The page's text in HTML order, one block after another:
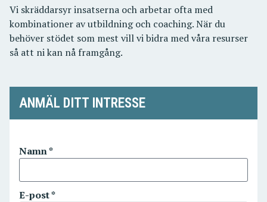
Vi skräddarsyr insatserna och arbetar ofta med
kombinationer av utbildning och coaching. När du
behöver stödet som mest vill vi bidra med våra resurser
så att ni kan nå framgång.
ANMÄL DITT INTRESSE
Namn *
E-post *